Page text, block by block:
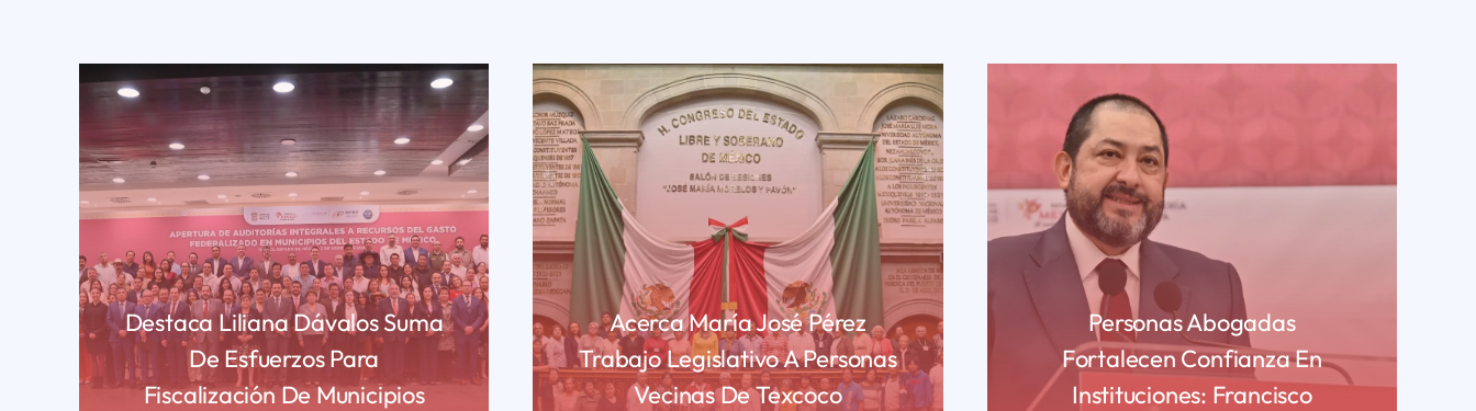
Destaca Liliana Dávalos Suma
De Esfuerzos Para
Fiscalización De Municipios
Acerca María José Pérez
Trabajo Legislativo A Personas
Vecinas De Texcoco
Personas Abogadas
Fortalecen Confianza En
Instituciones: Francisco